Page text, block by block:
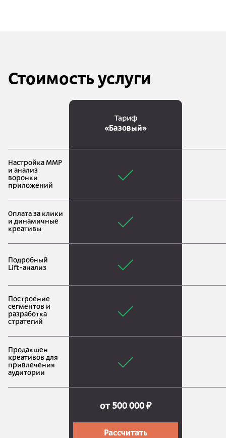
Стоимость услуги
Тариф
«Базовый»
Настройка MMP
и анализ
воронки
приложений
Оплата за клики
и динамичные
креативы
Подробный
Lift-анализ
Построение
сегментов и
разработка
стратегий
Продакшен
креативов для
привлечения
аудитории
от 500 000 ₽
Рассчитать